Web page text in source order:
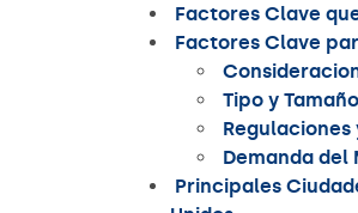
Factores Clave
Factores Clave
Tipo y
Demanda del
Principales